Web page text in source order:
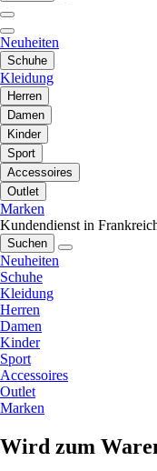
Neuheiten
Schuhe
Kleidung
Herren
Damen
Kinder
Sport
Accessoires
Outlet
Marken
Kundendienst in
Suchen
Neuheiten
Schuhe
Kleidung
Herren
Damen
Kinder
Sport
Accessoires
Outlet
Marken
Wird zum